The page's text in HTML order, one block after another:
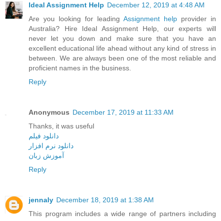
Ideal Assignment Help December 12, 2019 at 4:48 AM
Are you looking for leading Assignment help provider in
Australia? Hire Ideal Assignment Help, our experts will
never let you down and make sure that you have an
excellent educational life ahead without any kind of stress in
between. We are always been one of the most reliable and
proficient names in the business.
Reply
Anonymous December 17, 2019 at 11:33 AM
Thanks, it was useful
دانلود فیلم
دانلود نرم افزار
آموزش زبان
Reply
jennaly December 18, 2019 at 1:38 AM
This program includes a wide range of partners including